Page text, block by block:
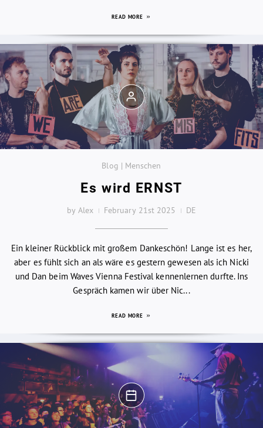
READ MORE
Blog | Menschen
Es wird ERNST
by Alex February 21st 2025 DE
Ein kleiner Rückblick mit großem Dankeschön! Lange ist es her,
aber es fühlt sich an als wäre es gestern gewesen als ich Nicki
und Dan beim Waves Vienna Festival kennenlernen durfte. Ins
Gespräch kamen wir über Nic...
READ MORE